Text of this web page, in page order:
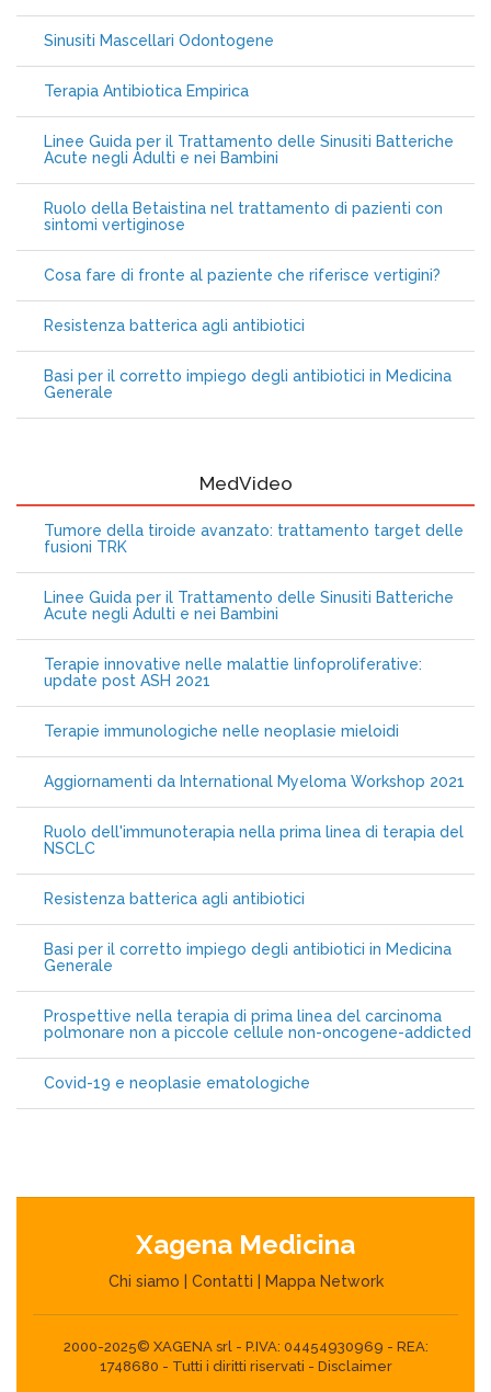
Sinusiti Mascellari Odontogene
Terapia Antibiotica Empirica
Linee Guida per il Trattamento delle Sinusiti Batteriche
Acute negli Adulti e nei Bambini
Ruolo della Betaistina nel trattamento di pazienti con
sintomi vertiginose
Cosa fare di fronte al paziente che riferisce vertigini?
Resistenza batterica agli antibiotici
Basi per il corretto impiego degli antibiotici in Medicina
Generale
MedVideo
Tumore della tiroide avanzato: trattamento target delle
fusioni TRK
Linee Guida per il Trattamento delle Sinusiti Batteriche
Acute negli Adulti e nei Bambini
Terapie innovative nelle malattie linfoproliferative:
update post ASH 2021
Terapie immunologiche nelle neoplasie mieloidi
Aggiornamenti da International Myeloma Workshop 2021
Ruolo dell'immunoterapia nella prima linea di terapia del
NSCLC
Resistenza batterica agli antibiotici
Basi per il corretto impiego degli antibiotici in Medicina
Generale
Prospettive nella terapia di prima linea del carcinoma
polmonare non a piccole cellule non-oncogene-addicted
Covid-19 e neoplasie ematologiche
Xagena Medicina
Chi siamo Contatti Mappa Network
2000-2025© XAGENA srl - P.IVA: 04454930969 - REA:
1748680 - Tutti i diritti riservati - Disclaimer